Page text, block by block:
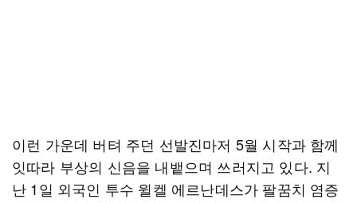
이런 가운데 버텨 주던 선발진마저 5월 시작과 함께
잇따라 부상의 신음을 내뱉으며 쓰러지고 있다. 지
난 1일 외국인 투수 윌켈 에르난데스가 팔꿈치 염증